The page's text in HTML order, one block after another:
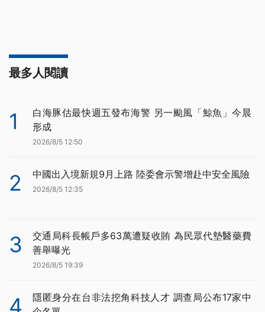
最多人閱讀
1
白海豚估最快週五發布海警 另一颱風「鯨魚」今晨
形成
2026/8/5 12:50
2 中國出入境新規9月上路 陸委會示警增赴中安全風險
2026/8/5 12:35
3
交通局科長帳戶多63萬遭疑收賄 為民眾代墊醫藥費
善舉曝光
2026/8/5 19:39
4
隱匿身分在台非法挖角科技人才 調查局公布17家中